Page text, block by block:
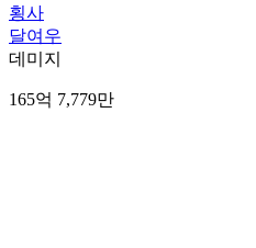
횡사
달여우
데미지
165억 7,779만